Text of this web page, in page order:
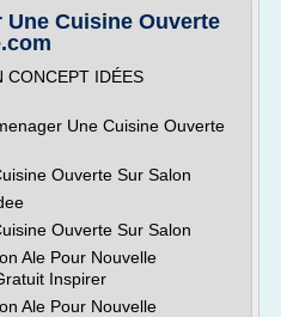
Une Cuisine Ouverte
CONCEPT IDÉES
Une Cuisine Ouverte
Ouverte Sur Salon
Ouverte Sur Salon
Ale Pour Nouvelle
Inspirer
Ale Pour Nouvelle